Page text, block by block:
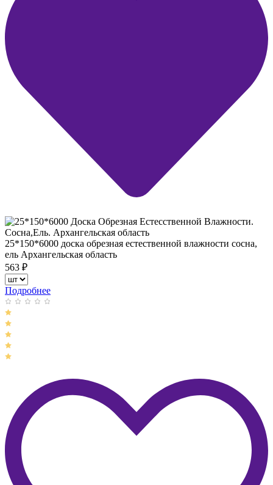
25*150*6000 доска обрезная естественной влажности сосна,
ель Архангельская область
563 ₽
Подробнее